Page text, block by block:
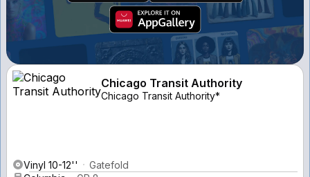
Chicago Transit Authority
Chicago Transit Authority*
Vinyl 10-12''
Gatefold